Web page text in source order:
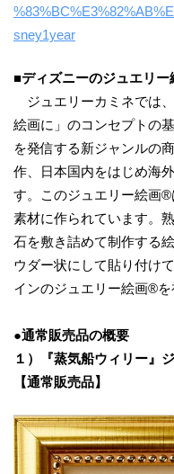
sney1year
■ディズニーのジュエリ
ジュエリーカミネでは
絵画に」のコンセプトの
を発信する新ジャンルの
作、日本国内をはじめ海
す。このジュエリー絵画
素材に作られています。
石を敷き詰めて制作する
ウダー状にして貼り付け
インのジュエリー絵画®︎を
●通常販売品の概要
１）
『蒸気船ウィリー 』
【通常販売品】